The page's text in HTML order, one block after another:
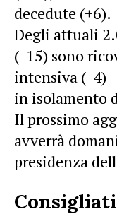
decedute (+6).
Degli attuali
(-15) sono
intensiva (-4)
in isolamento
Il prossimo
avverrà
presidenza